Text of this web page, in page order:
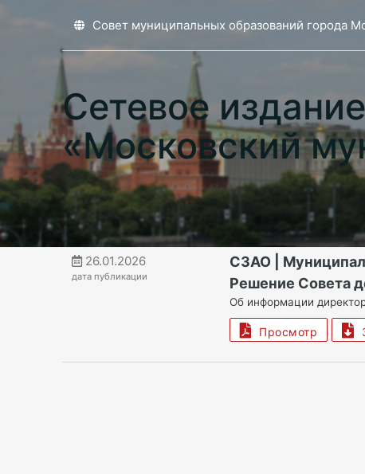
Совет муниципальных образований города
Сетевое издание
«Московский
26.01.2026
дата публикации
СЗАО |
Решение Совета
Об информации
Просмотр